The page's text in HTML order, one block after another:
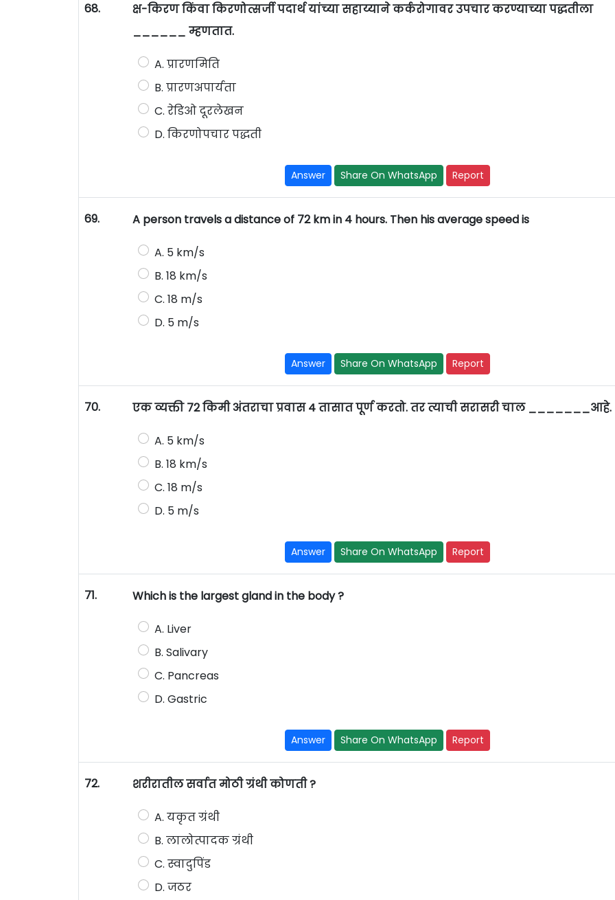
68.
क्ष-किरण किंवा किरणोत्सर्जी पदार्थ यांच्या सहाय्याने कर्करोगावर उपचार करण्याच्या पद्धतीला
______ म्हणतात.
A. प्रारणमिति
B. प्रारणअपार्यता
C. रेडिओ दूरलेखन
D. किरणोपचार पद्धती
Answer Share On WhatsApp Report
69. A person travels a distance of 72 km in 4 hours. Then his average speed is
A. 5 km/s
B. 18 km/s
C. 18 m/s
D. 5 m/s
Answer Share On WhatsApp Report
70. एक व्यक्ती 72 किमी अंतराचा प्रवास 4 तासात पूर्ण करतो. तर त्याची सरासरी चाल _______आहे.
A. 5 km/s
B. 18 km/s
C. 18 m/s
D. 5 m/s
Answer Share On WhatsApp Report
71. Which is the largest gland in the body ?
A. Liver
B. Salivary
C. Pancreas
D. Gastric
Answer Share On WhatsApp Report
72. शरीरातील सर्वात मोठी ग्रंथी कोणती ?
A. यकृत ग्रंथी
B. लालोत्पादक ग्रंथी
C. स्वादुपिंड
D. जठर